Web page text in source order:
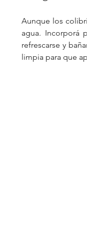
Aunque los
agua. Incorporá
refrescarse y
limpia para que